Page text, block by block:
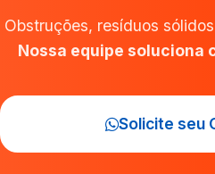
Obstruções, resíduos
Nossa equipe soluciona
Solicite seu